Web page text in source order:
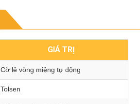
GIÁ TRỊ
Cờ lê vòng miệng tự động
Tolsen